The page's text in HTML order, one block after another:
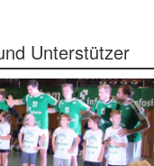
Unterstützer